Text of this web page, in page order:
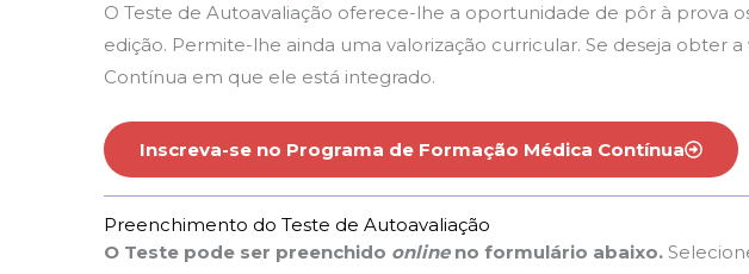
O Teste de Autoavaliação oferece-lhe a oportunidade de pôr à prova
edição. Permite-lhe ainda uma valorização curricular. Se deseja obter
Contínua em que ele está integrado.
Inscreva-se no Programa de Formação Médica Contínua
Preenchimento do Teste de Autoavaliação
O Teste pode ser preenchido onlineno formulário abaixo.